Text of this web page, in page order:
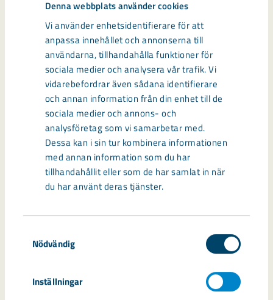
Denna webbplats använder cookies
Vi använder enhetsidentifierare för att
anpassa innehållet och annonserna till
användarna, tillhandahålla funktioner för
sociala medier och analysera vår trafik. Vi
vidarebefordrar även sådana identifierare
och annan information från din enhet till de
sociala medier och annons- och
analysföretag som vi samarbetar med.
Dessa kan i sin tur kombinera informationen
med annan information som du har
tillhandahållit eller som de har samlat in när
du har använt deras tjänster.
Nödvändig
Inställningar
Kvalitet och variation när nya
bostäder ska byggas
berörs ska hinna få nya bostäder.